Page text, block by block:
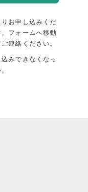
お申し込みくだ
フォームへ移動
連絡ください。
みできなくなっ